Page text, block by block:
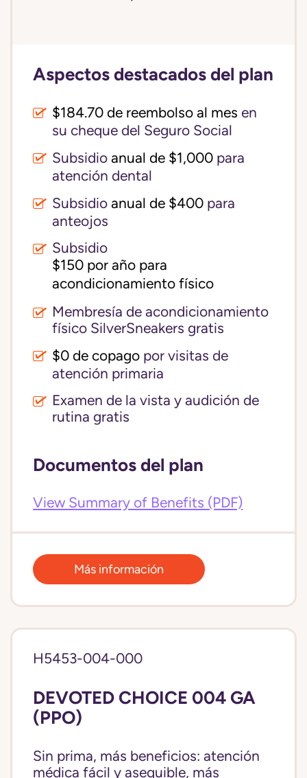
Aspectos destacados del plan
$184.70 de reembolso al mes en
su cheque del Seguro Social
Subsidio anual de $1,000 para
atención dental
Subsidio anual de $400 para
anteojos
Subsidio
$150 por año para
acondicionamiento físico
Membresía de acondicionamiento
físico SilverSneakers gratis
$0 de copago por visitas de
atención primaria
Examen de la vista y audición de
rutina gratis
Documentos del plan
View Summary of Benefits (PDF)
Más información
H5453-004-000
DEVOTED CHOICE 004 GA
(PPO)
Sin prima, más beneficios: atención
médica fácil y asequible, más